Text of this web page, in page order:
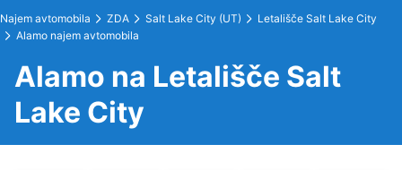
Najem avtomobila ZDA Salt Lake City (UT)
Letališče Salt Lake City
Alamo najem avtomobila
Alamo na Letališče Salt
Lake City